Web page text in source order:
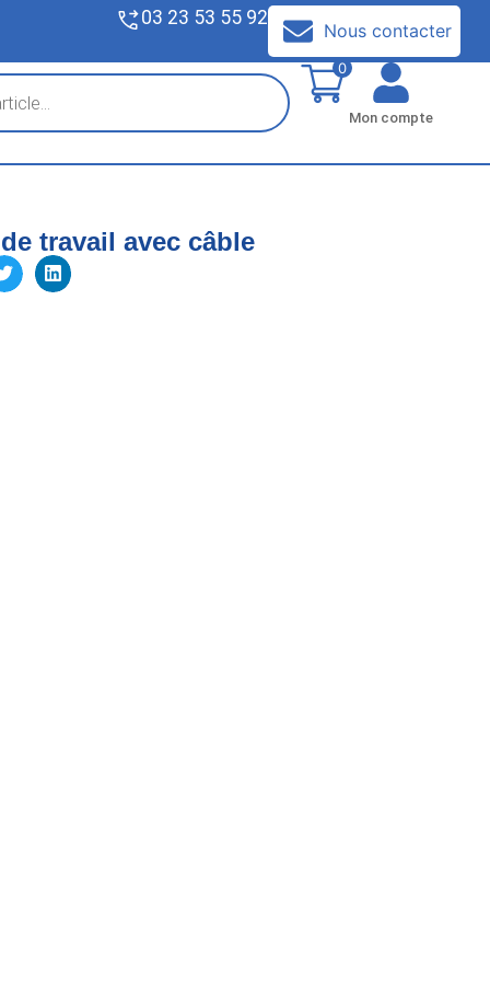
03 23 53 55 92
Nous contacter
0
Mon compte
travail avec câble